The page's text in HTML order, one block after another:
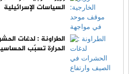
السياسات الإسرائيلية
الطراونة : لدغات
الحرارة تسبّب